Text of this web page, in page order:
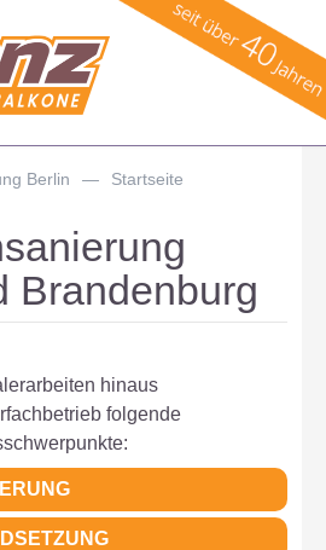
Berlin — Startseite
Brandenburg
hinaus
folgende